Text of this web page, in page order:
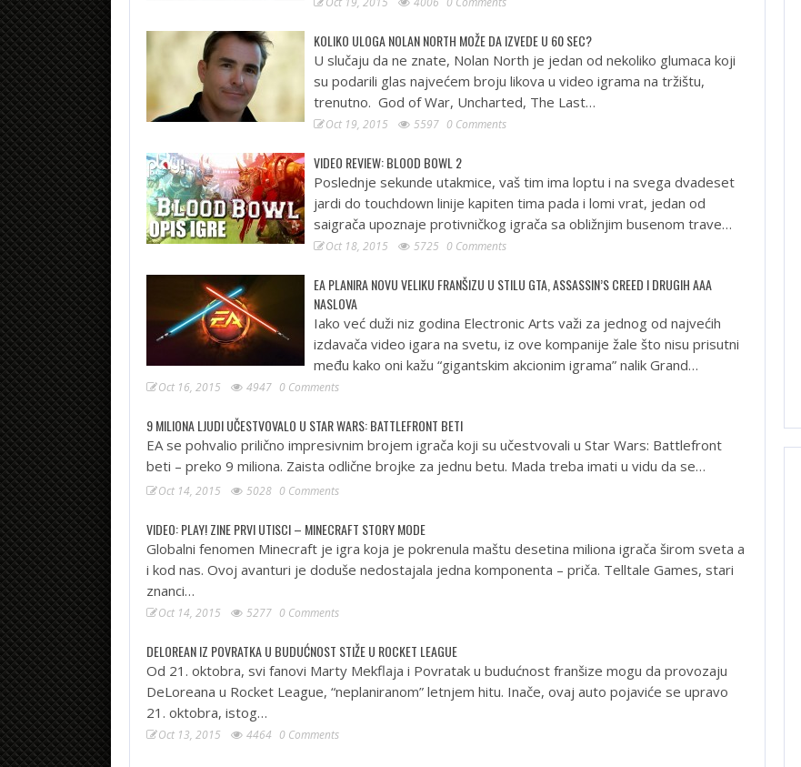
KOLIKO ULOGA NOLAN NORTH MOŽE DA IZVEDE U 60 SEC?
U slučaju da ne znate, Nolan North je jedan od nekoliko glumaca koji
su podarili glas najvećem broju likova u video igrama na tržištu,
trenutno. God of War, Uncharted, The Last…
Oct 19, 2015 5597 0 Comments
VIDEO REVIEW: BLOOD BOWL 2
Poslednje sekunde utakmice, vaš tim ima loptu i na svega dvadeset
jardi do touchdown linije kapiten tima pada i lomi vrat, jedan od
saigrača upoznaje protivničkog igrača sa obližnjim busenom trave…
Oct 18, 2015 5725 0 Comments
EA PLANIRA NOVU VELIKU FRANŠIZU U STILU GTA, ASSASSIN’S CREED I DRUGIH AAA
NASLOVA
Iako već duži niz godina Electronic Arts važi za jednog od najvećih
izdavača video igara na svetu, iz ove kompanije žale što nisu prisutni
među kako oni kažu “gigantskim akcionim igrama” nalik Grand…
Oct 16, 2015 4947 0 Comments
9 MILIONA LJUDI UČESTVOVALO U STAR WARS: BATTLEFRONT BETI
EA se pohvalio prilično impresivnim brojem igrača koji su učestvovali u Star Wars: Battlefront
beti – preko 9 miliona. Zaista odlične brojke za jednu betu. Mada treba imati u vidu da se…
Oct 14, 2015 5028 0 Comments
VIDEO: PLAY! ZINE PRVI UTISCI – MINECRAFT STORY MODE
Globalni fenomen Minecraft je igra koja je pokrenula maštu desetina miliona igrača širom sveta a
i kod nas. Ovoj avanturi je doduše nedostajala jedna komponenta – priča. Telltale Games, stari
znanci…
Oct 14, 2015 5277 0 Comments
DELOREAN IZ POVRATKA U BUDUĆNOST STIŽE U ROCKET LEAGUE
Od 21. oktobra, svi fanovi Marty Mekflaja i Povratak u budućnost franšize mogu da provozaju
DeLoreana u Rocket League, “neplaniranom” letnjem hitu. Inače, ovaj auto pojaviće se upravo
21. oktobra, istog…
Oct 13, 2015 4464 0 Comments